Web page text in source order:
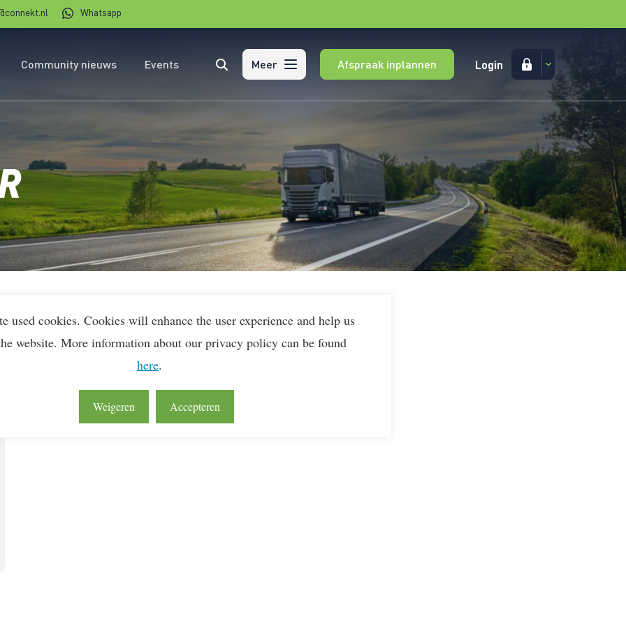
Whatsapp
Community nieuws EventsZoeken Meer Afspraak inplannen Login
Lean & Green Milestones
used cookies. Cookies will enhance the user experience and help us
website. More information about our privacy policy can be found
here.
Weigeren Accepteren